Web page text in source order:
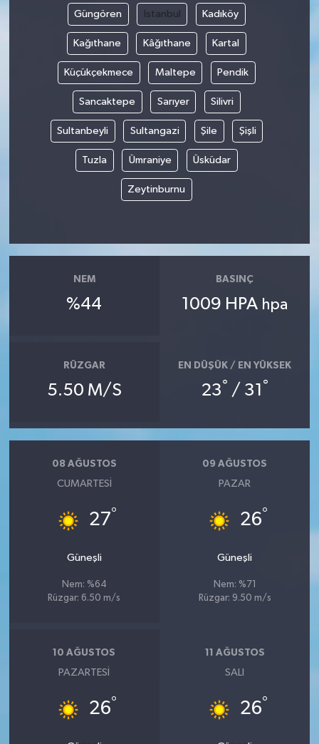
Güngören Istanbul Kadıköy
Kağıthane Kâğıthane Kartal
Küçükçekmece Maltepe Pendik
Sancaktepe Sarıyer Silivri
Sultanbeyli Sultangazi Şile Şişli
Tuzla Ümraniye Üsküdar
Zeytinburnu
NEM
%44
BASINÇ
1009 HPA hpa
RÜZGAR
5.50 M/S
EN DÜŞÜK / EN YÜKSEK
23° / 31 °
08 AĞUSTOS
CUMARTESI
27°
Güneşli
Nem: %64
Rüzgar: 6.50 m/s
09 AĞUSTOS
PAZAR
26°
Güneşli
Nem: %71
Rüzgar: 9.50 m/s
10 AĞUSTOS
PAZARTESI
26°
11 AĞUSTOS
SALI
26°